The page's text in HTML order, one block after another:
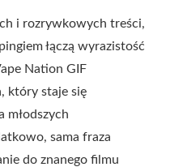
i rozrywkowych treści,
łączą wyrazistość
Nation GIF
który staje się
młodszych
sama fraza
do znanego filmu